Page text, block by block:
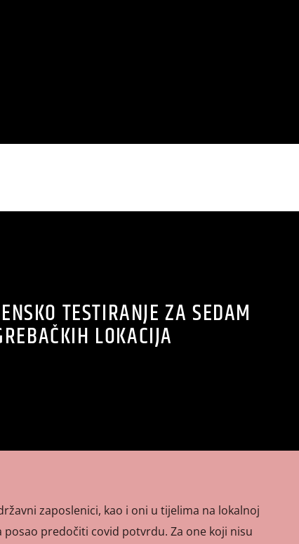
TESTIRANJE ZA SEDAM
LOKACIJA
zaposlenici, kao i oni u tijelima na lokalnoj
predočiti covid potvrdu. Za one koji nisu